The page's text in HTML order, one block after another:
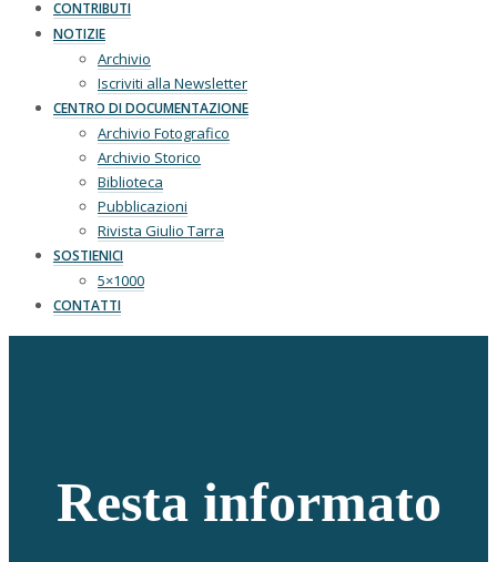
CONTRIBUTI
NOTIZIE
Archivio
Iscriviti alla Newsletter
CENTRO DI DOCUMENTAZIONE
Archivio Fotografico
Archivio Storico
Biblioteca
Pubblicazioni
Rivista Giulio Tarra
SOSTIENICI
5×1000
CONTATTI
Resta informato